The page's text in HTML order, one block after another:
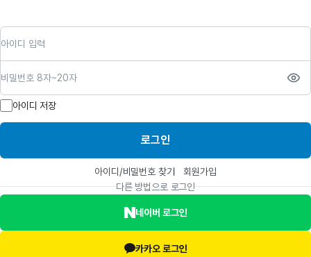
아이디 저장
로그인
아이디/비밀번호 찾기
회원가입
다른 방법으로 로그인
네이버 로그인
카카오 로그인